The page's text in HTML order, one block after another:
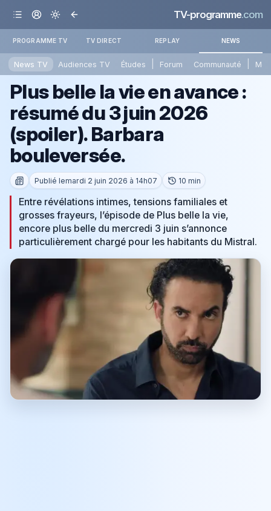
TV-programme.com
PROGRAMME TV TV DIRECT REPLAY NEWS
News TV Audiences TV Études Forum Communauté
Plus belle la vie en avance :
résumé du 3 juin 2026
(spoiler). Barbara
bouleversée.
Publié lemardi 2 juin 2026 à 14h07 10 min
Entre révélations intimes, tensions familiales et
grosses frayeurs, l’épisode de Plus belle la vie,
encore plus belle du mercredi 3 juin s’annonce
particulièrement chargé pour les habitants du Mistral.